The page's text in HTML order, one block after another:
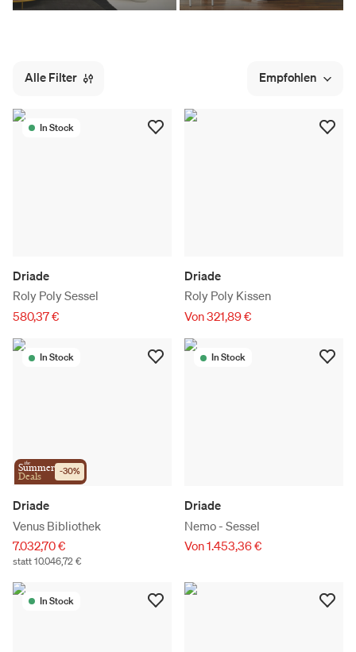
Alle Filter Empfohlen
In Stock
Driade
Roly Poly Sessel
580,37 €
Driade
Roly Poly Kissen
Von 321,89 €
In Stock
the
Summer
Deals -30%
Driade
Venus Bibliothek
7.032,70 €
statt 10.046,72 €
In Stock
Driade
Nemo - Sessel
Von 1.453,36 €
In Stock